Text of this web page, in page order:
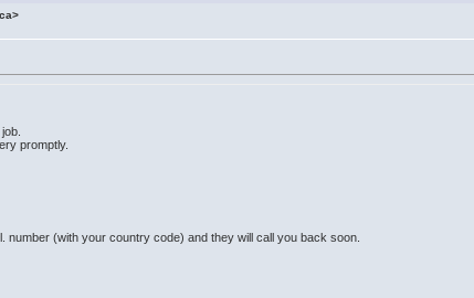
promptly.
number (with your country code) and they will call you back soon.